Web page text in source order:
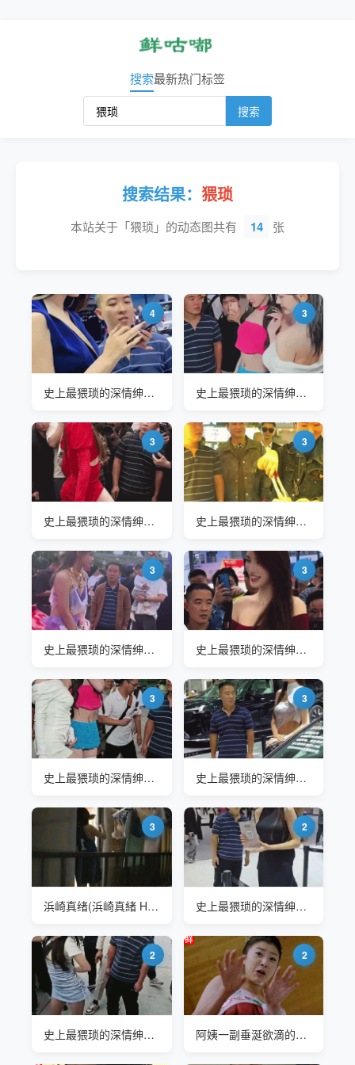
搜索最新热门标签
搜索
搜索结果： 猥琐
本站关于「猥琐」的动态图共有 14 张
4
史上最猥琐的深情绅士 车展条纹哥
3
史上最猥琐的深情绅士 车展条纹哥
3
史上最猥琐的深情绅士 车展条纹哥 昆山车展小乌拉
3
史上最猥琐的深情绅士 车展条纹哥 栖西里网红街寿司摊位老板娘差点没抗住
3
史上最猥琐的深情绅士 车展条纹哥
3
史上最猥琐的深情绅士 车展条纹哥
3
史上最猥琐的深情绅士 车展条纹哥
3
史上最猥琐的深情绅士 车展条纹哥
3
浜崎真绪(浜崎真緒 Hamasaki Mao)阳台上晒个内衣还被猥琐男偷窥
2
史上最猥琐的深情绅士 车展条纹哥 确实没有几个人能接住这种对视
2
史上最猥琐的深情绅士 车展条纹哥
2
阿姨一副垂涎欲滴的样子